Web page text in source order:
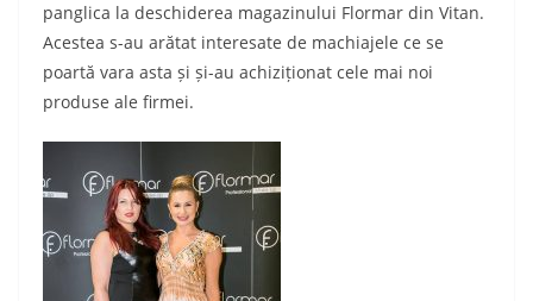
panglica la deschiderea magazinului Flormar din Vitan.
Acestea s-au arătat interesate de machiajele ce se
poartă vara asta și și-au achiziționat cele mai noi
produse ale firmei.